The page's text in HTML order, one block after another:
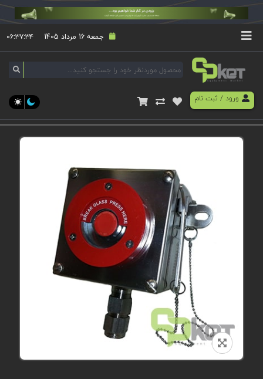
جمعه 16 مرداد 1405 ۰۶:۳۷:۳۴
ورود/ ثبت نام